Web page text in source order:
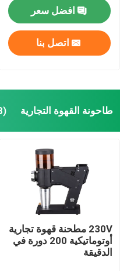
افضل سعر
اتصل بنا
طاحونة القهوة التجارية (48)
230V مطحنة قهوة تجارية
أوتوماتيكية 200 دورة في
الدقيقة